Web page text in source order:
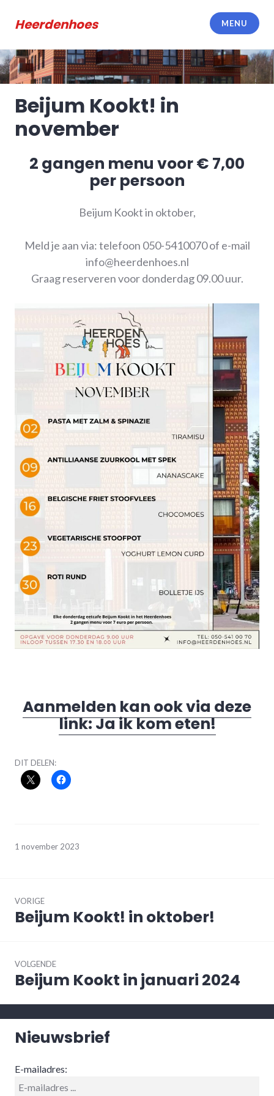
naar
inhoud
Heerdenhoes MENU
Beijum Kookt! in
november
2 gangen menu voor € 7,00
per persoon
Beijum Kookt in oktober,
Meld je aan via: telefoon 050-5410070 of e-mail
info@heerdenhoes.nl
Graag reserveren voor donderdag 09.00 uur.
Aanmelden kan ook via deze
link: Ja ik kom eten!
DIT DELEN:
1 november 2023
navigatie
VORIGE
Vorig
bericht:
Beijum Kookt! in oktober!
VOLGENDE
Volgend
bericht:
Beijum Kookt in januari 2024
Nieuwsbrief
E-mailadres: